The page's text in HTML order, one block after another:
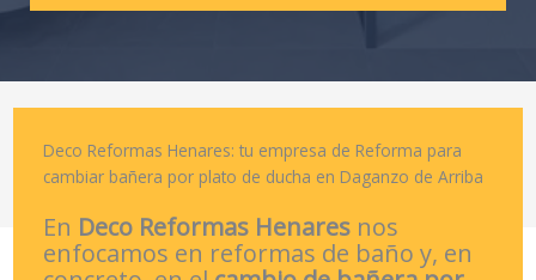
Deco Reformas Henares: tu empresa de Reforma para
cambiar bañera por plato de ducha en Daganzo de Arriba
En Deco Reformas Henares nos
enfocamos en reformas de baño y, en